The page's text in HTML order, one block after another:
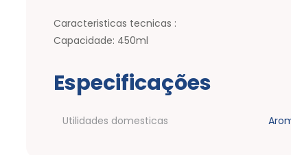
Caracteristicas tecnicas :
Capacidade: 450ml
Especificações
Utilidades domesticas